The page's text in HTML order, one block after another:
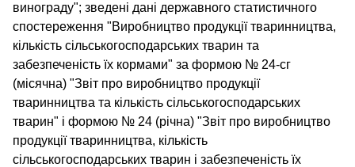
винограду"; зведені дані державного статистичного
спостереження "Виробництво продукції тваринництва,
кількість сільськогосподарських тварин та
забезпеченість їх кормами" за формою № 24-сг
(місячна) "Звіт про виробництво продукції
тваринництва та кількість сільськогосподарських
тварин" і формою № 24 (річна) "Звіт про виробництво
продукції тваринництва, кількість
сільськогосподарських тварин і забезпеченість їх